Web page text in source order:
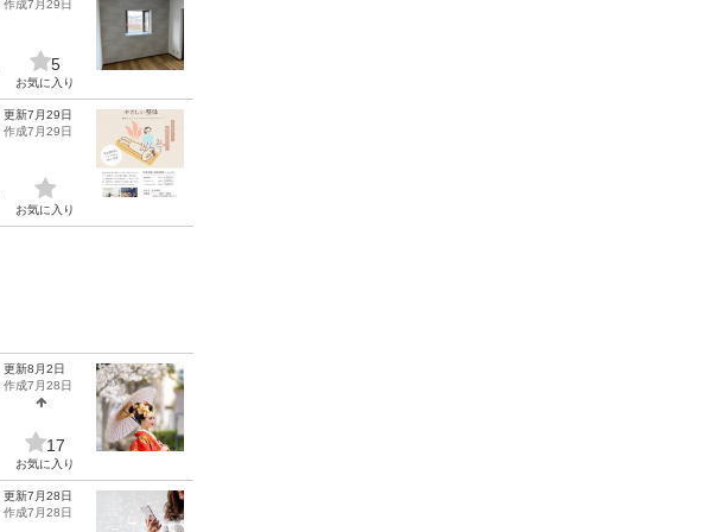
作成7月29日
5
お気に入り
更新7月29日
作成7月29日
お気に入り
更新8月2日
作成7月28日
17
お気に入り
更新7月28日
作成7月28日